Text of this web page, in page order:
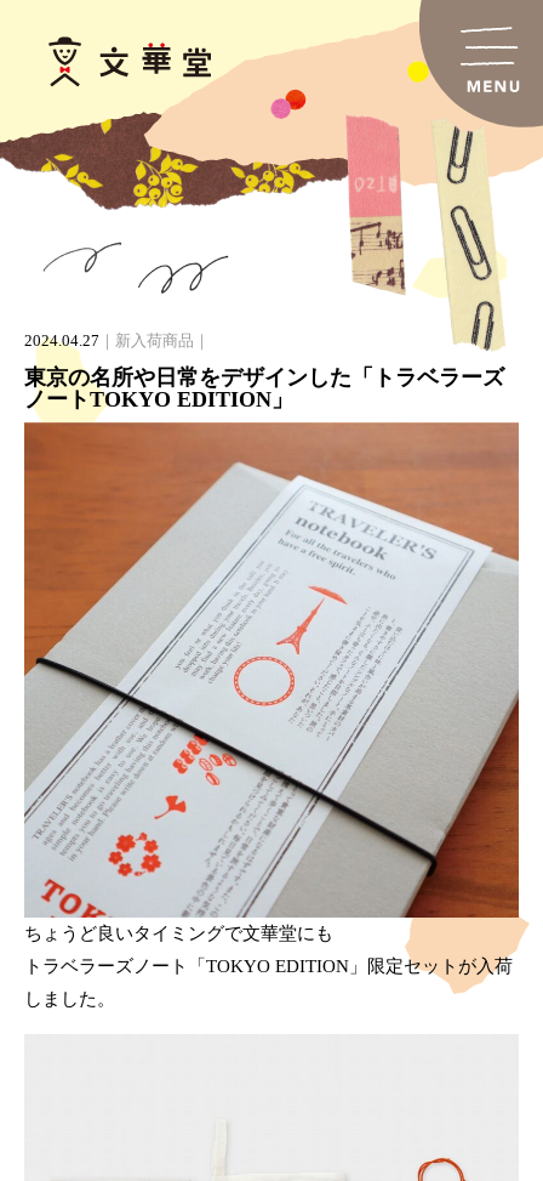
2024.04.27 新入荷商品
東京の名所や日常をデザインした「トラベラーズ
ノートTOKYO EDITION」
ちょうど良いタイミングで文華堂にも
トラベラーズノート「TOKYO EDITION」限定セットが入荷
しました。